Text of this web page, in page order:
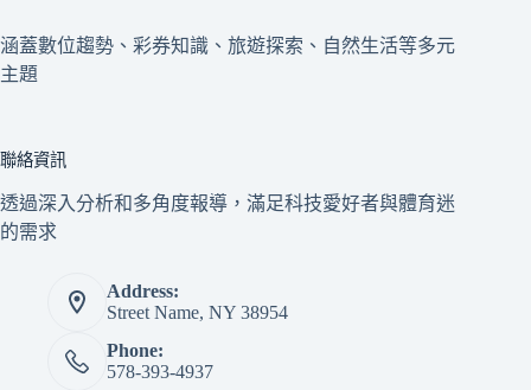
涵蓋數位趨勢、彩券知識、旅遊探索、自然生活等多元
主題
聯絡資訊
透過深入分析和多角度報導，滿足科技愛好者與體育迷
的需求
Address:
Street Name, NY 38954
Phone:
578-393-4937